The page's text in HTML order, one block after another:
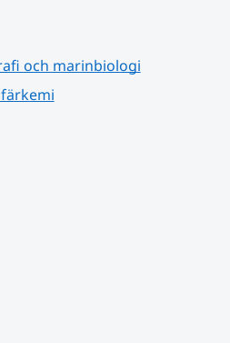
och marinbiologi